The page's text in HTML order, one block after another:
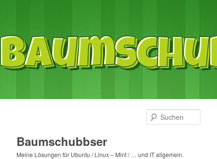
Baumschubbser
Meine Lösungen für Ubuntu / Linux – Mint / … und IT allgemein.